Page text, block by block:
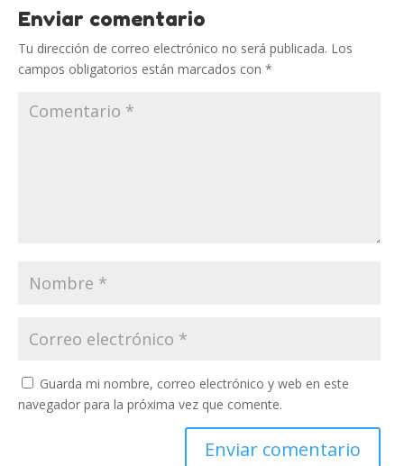
Enviar comentario
Tu dirección de correo electrónico no será publicada. Los
campos obligatorios están marcados con *
Guarda mi nombre, correo electrónico y web en este
navegador para la próxima vez que comente.